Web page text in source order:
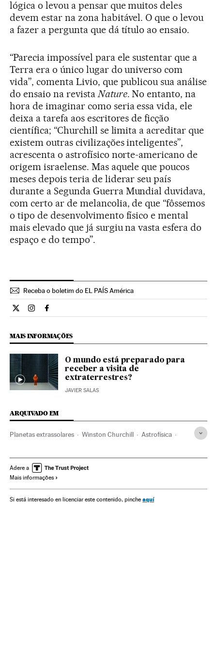
lógica o levou a pensar que muitos deles
devem estar na zona habitável. O que o levou
a fazer a pergunta que dá título ao ensaio.
“Parecia impossível para ele sustentar que a
Terra era o único lugar do universo com
vida”, comenta Livio, que publicou sua análise
do ensaio na revistaNature. No entanto, na
hora de imaginar como seria essa vida, ele
deixa a tarefa aos escritores de ficção
científica; “Churchill se limita a acreditar que
existem outras civilizações inteligentes”,
acrescenta o astrofísico norte-americano de
origem israelense. Mas aquele que poucos
meses depois teria de liderar seu país
durante a Segunda Guerra Mundial duvidava,
com certo ar de melancolia, de que “fôssemos
o tipo de desenvolvimento físico e mental
mais elevado que já surgiu na vasta esfera do
espaço e do tempo”.
Receba o boletim do EL PAÍS América
Ciencia El País Brasil en Twitter
Ciencia El País Brasil en Instagram
Ciencia El País Brasil en Facebook
MAIS INFORMAÇÕES
O mundo está preparado para
receber a visita de
extraterrestres?
JAVIER SALAS
ARQUIVADO EM
Planetas extrassolares Winston Churchill Astrofísica
Ufologia Pseudociência
Astronomia
Adere a
Mais informações
Si está interesado en licenciar este contenido, pinche aquí